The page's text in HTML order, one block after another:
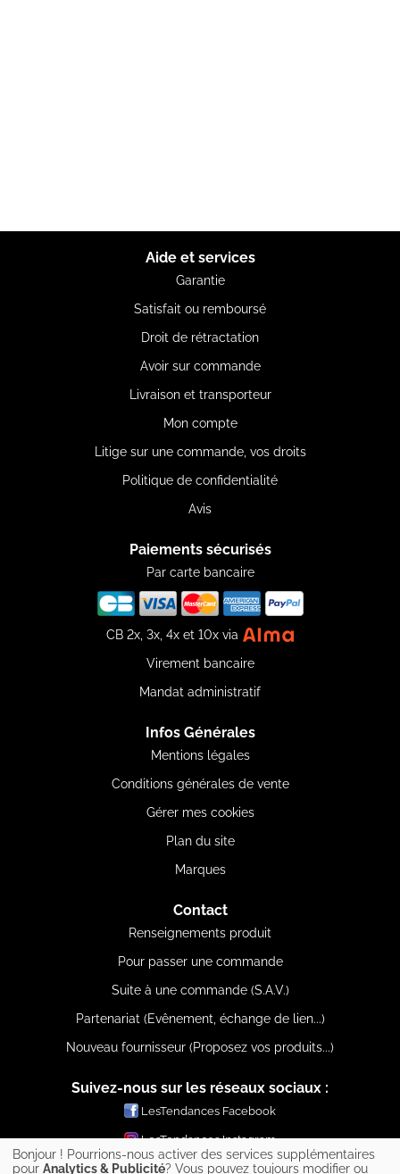
Aide et services
Garantie
Satisfait ou remboursé
Droit de rétractation
Avoir sur commande
Livraison et transporteur
Mon compte
Litige sur une commande, vos droits
Politique de confidentialité
Avis
Paiements sécurisés
Par carte bancaire
CB 2x, 3x, 4x et 10x via
Virement bancaire
Mandat administratif
Infos Générales
Mentions légales
Conditions générales de vente
Gérer mes cookies
Plan du site
Marques
Contact
Renseignements produit
Pour passer une commande
Suite à une commande (S.A.V.)
Partenariat (Evênement, échange de lien...)
Nouveau fournisseur (Proposez vos produits...)
Suivez-nous sur les réseaux sociaux :
LesTendances Facebook
LesTendances Instagram
LesTendances Pinterest
Bonjour ! Pourrions-nous activer des services supplémentaires
pour Analytics & Publicité? Vous pouvez toujours modifier ou